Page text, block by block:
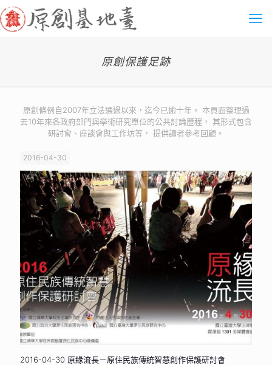
原創保護足跡
原創條例自2007年立法通過以來，迄今已逾十年。 本頁面整理過
去10年來各政府部門與學術研究單位的公共討論歷程， 其形式包含
研討會、座談會與工作坊等， 提供讀者參考回顧。
2016-04-30
2016-04-30 原緣流長－原住民族傳統智慧創作保護研討會